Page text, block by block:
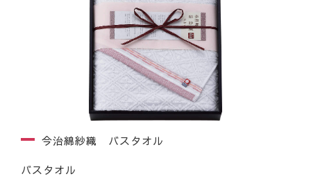
今治綿紗織 バスタオル
バスタオル